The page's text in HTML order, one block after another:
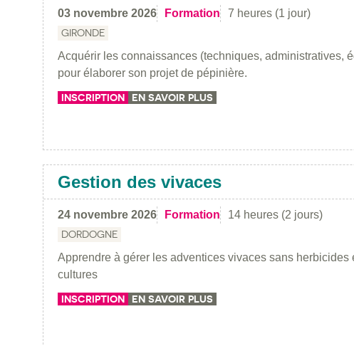
03 novembre 2026 Formation 7 heures (1 jour)
GIRONDE
Acquérir les connaissances (techniques, administratives,
pour élaborer son projet de pépinière.
INSCRIPTION EN SAVOIR PLUS
Gestion des vivaces
24 novembre 2026 Formation 14 heures (2 jours)
DORDOGNE
Apprendre à gérer les adventices vivaces sans herbicides
cultures
INSCRIPTION EN SAVOIR PLUS